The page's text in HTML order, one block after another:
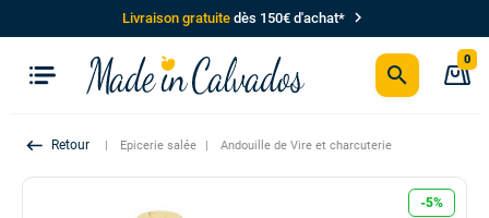
Livraison gratuitedès 150€ d'achat* chevron_right
search
0
keyboard_backspace Epicerie salée Andouille de Vire et charcuterie
-5%